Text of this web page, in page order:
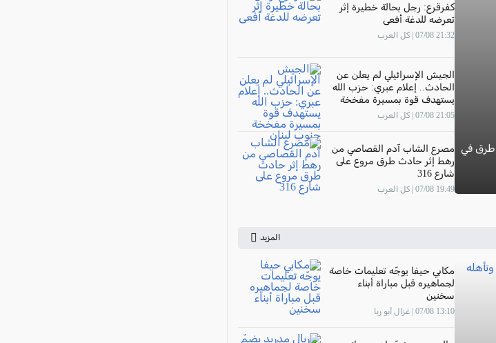
طرق في
كفرقرع: رجل بحالة خطيرة إثر
تعرضه للدغة أفعى
21:32 07/08 | كل العرب
الجيش الإسرائيلي لم يعلن عن
الحادث.. إعلام عبري: حزب الله
يستهدف قوة بمسيرة مفخخة
جنوب لبنان
21:05 07/08 | كل العرب
مصرع الشاب آدم القصاصي من
رهط إثر حادث طرق مروع على
شارع 316
19:49 07/08 | كل العرب
المزيد
مكابي حيفا يوجّه تعليمات خاصة
لجماهيره قبل مباراة أبناء
سخنين
13:10 07/08 | غزال أبو ريا